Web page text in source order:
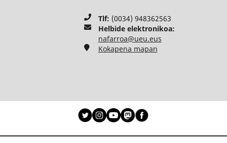
Tlf: (0034) 948362563
Helbide elektronikoa:
nafarroa@ueu.eus
Kokapena mapan